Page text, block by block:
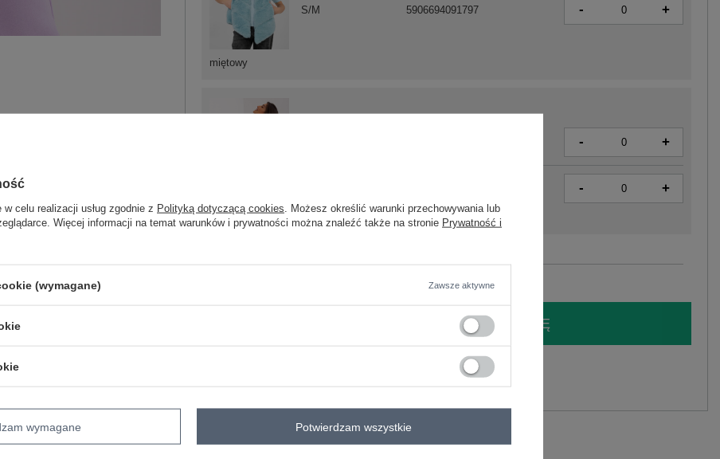
miętowy
S/M 5906694091797 - +
jasny żółty
- +
- +
Zobacz wszystkie kolory (+10)
ZALOGUJ SIĘ I ZOBACZ CENĘ
skład materiału : 100% poliester
sposób prania : pranie w pralce w 30°C
celu realizacji usług zgodnie z Polityką dotyczącą cookies . Możesz określić warunki przechowywania lub
Więcej informacji na temat warunków i prywatności można znaleźć także na stronie Prywatność i
(wymagane) Zawsze aktywne
wymagane Potwierdzam wszystkie